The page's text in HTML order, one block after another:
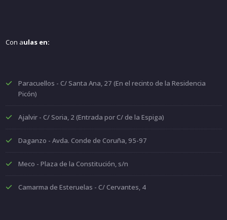
Con aulas en:
Paracuellos - C/ Santa Ana, 27 (En el recinto de la Residencia
Picón)
Ajalvir - C/ Soria, 2 (Entrada por C/ de la Espiga)
Daganzo - Avda. Conde de Coruña, 95-97
Meco - Plaza de la Constitución, s/n
Camarma de Esteruelas - C/ Cervantes, 4